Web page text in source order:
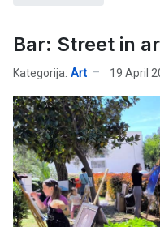
Bar: Street in
Kategorija: Art 19 April